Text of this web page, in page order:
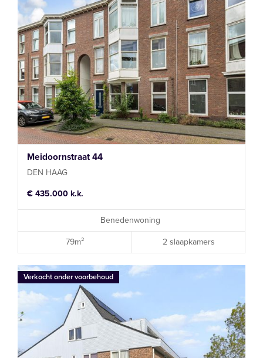
Meidoornstraat 44
DEN HAAG
€ 435.000 k.k.
Benedenwoning
79m² 2 slaapkamers
Verkocht onder voorbehoud